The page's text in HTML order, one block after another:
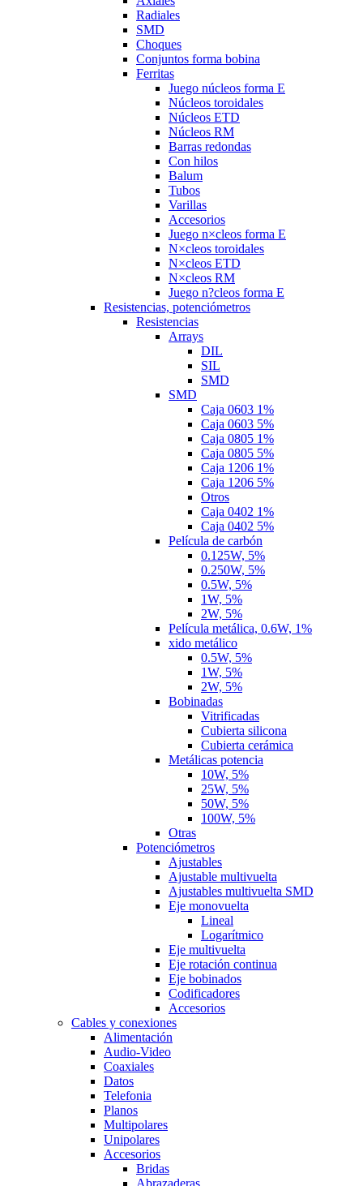
Radiales
SMD
Choques
Conjuntos forma bobina
Ferritas
Juego núcleos forma E
Núcleos toroidales
Núcleos ETD
Núcleos RM
Barras redondas
Con hilos
Balum
Tubos
Varillas
Accesorios
Juego n×cleos forma E
N×cleos toroidales
N×cleos ETD
N×cleos RM
Juego n?cleos forma E
Resistencias, potenciómetros
Resistencias
Arrays
DIL
SIL
SMD
SMD
Caja 0603 1%
Caja 0603 5%
Caja 0805 1%
Caja 0805 5%
Caja 1206 1%
Caja 1206 5%
Otros
Caja 0402 1%
Caja 0402 5%
Película de carbón
0.125W, 5%
0.250W, 5%
0.5W, 5%
1W, 5%
2W, 5%
Película metálica, 0.6W, 1%
xido metálico
0.5W, 5%
1W, 5%
2W, 5%
Bobinadas
Vitrificadas
Cubierta silicona
Cubierta cerámica
Metálicas potencia
10W, 5%
25W, 5%
50W, 5%
100W, 5%
Otras
Potenciómetros
Ajustables
Ajustable multivuelta
Ajustables multivuelta SMD
Eje monovuelta
Lineal
Logarítmico
Eje multivuelta
Eje rotación continua
Eje bobinados
Codificadores
Accesorios
Cables y conexiones
Alimentación
Audio-Video
Coaxiales
Datos
Telefonia
Planos
Multipolares
Unipolares
Accesorios
Bridas
Abrazaderas